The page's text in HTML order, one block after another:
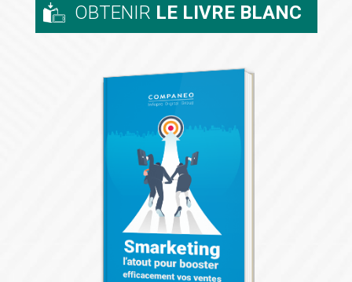
OBTENIR LE LIVRE BLANC